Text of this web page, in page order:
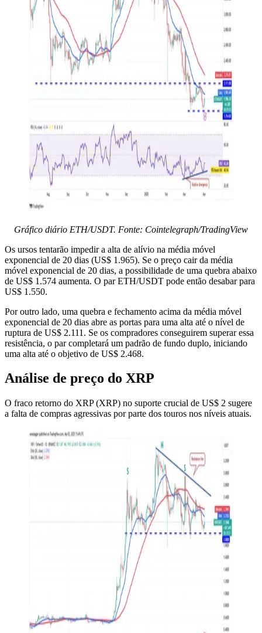
Gráfico diário ETH/USDT. Fonte: Cointelegraph/TradingView
Os ursos tentarão impedir a alta de alívio na média móvel
exponencial de 20 dias (US$ 1.965). Se o preço cair da média
móvel exponencial de 20 dias, a possibilidade de uma quebra abaixo
de US$ 1.574 aumenta. O par ETH/USDT pode então desabar para
US$ 1.550.
Por outro lado, uma quebra e fechamento acima da média móvel
exponencial de 20 dias abre as portas para uma alta até o nível de
ruptura de US$ 2.111. Se os compradores conseguirem superar essa
resistência, o par completará um padrão de fundo duplo, iniciando
uma alta até o objetivo de US$ 2.468.
Análise de preço do XRP
O fraco retorno do XRP (XRP) no suporte crucial de US$ 2 sugere
a falta de compras agressivas por parte dos touros nos níveis atuais.